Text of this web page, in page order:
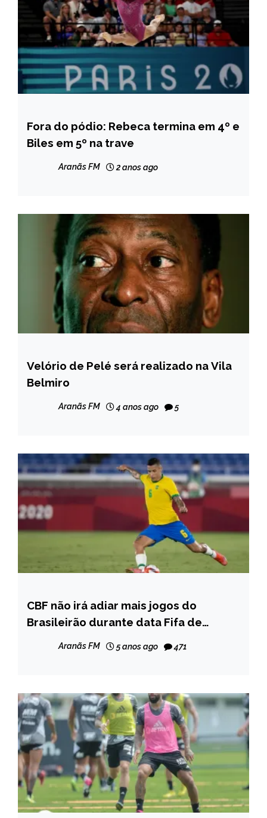
ESPORTES
Fora do pódio: Rebeca termina em 4º e
Biles em 5º na trave
Aranãs FM 2 anos ago
ESPORTES
NOTÍCIAS
Velório de Pelé será realizado na Vila
Belmiro
Aranãs FM 4 anos ago 5
ESPORTES
CBF não irá adiar mais jogos do
Brasileirão durante data Fifa de
Aranãs FM 5 anos ago 471